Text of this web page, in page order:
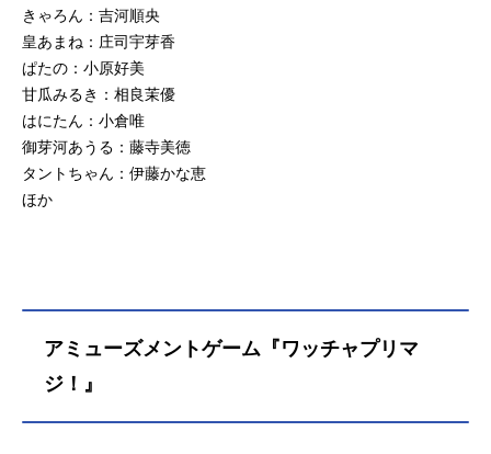
きゃろん：吉河順央
皇あまね：庄司宇芽香
ぱたの：小原好美
甘瓜みるき：相良茉優
はにたん：小倉唯
御芽河あうる：藤寺美徳
タントちゃん：伊藤かな恵
ほか
アミューズメントゲーム『ワッチャプリマ
ジ！』